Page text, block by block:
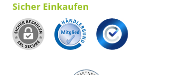
Sicher Einkaufen